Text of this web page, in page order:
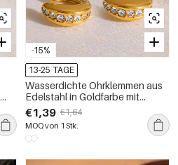
-15%
13-25 TAGE
Wasserdichte Ohrklemmen aus
Edelstahl in Goldfarbe mit
Strasssteinen für Damen
€1,39 €1,64
MOQ von 1 Stk.